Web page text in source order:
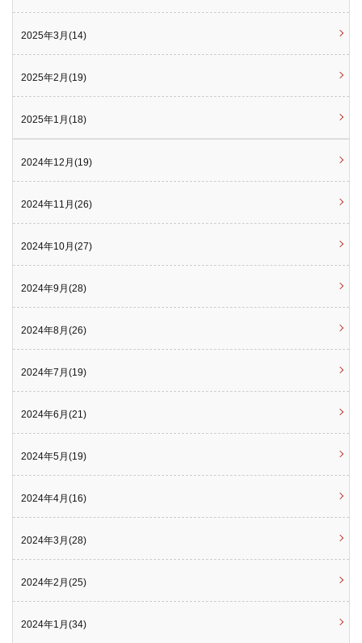
2025年3月(14)
2025年2月(19)
2025年1月(18)
2024年12月(19)
2024年11月(26)
2024年10月(27)
2024年9月(28)
2024年8月(26)
2024年7月(19)
2024年6月(21)
2024年5月(19)
2024年4月(16)
2024年3月(28)
2024年2月(25)
2024年1月(34)